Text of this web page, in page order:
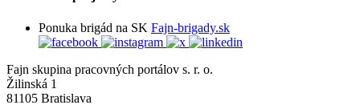
Ponuka brigád na SK Fajn-brigady.sk
Fajn skupina pracovných portálov s. r. o.
Žilinská 1
81105 Bratislava